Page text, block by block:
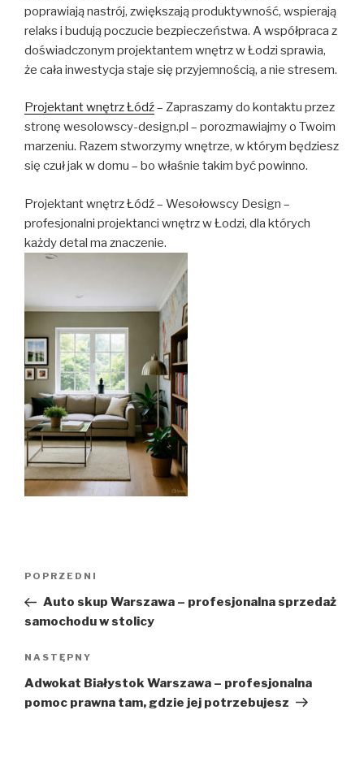
poprawiają nastrój, zwiększają produktywność, wspierają
relaks i budują poczucie bezpieczeństwa. A współpraca z
doświadczonym projektantem wnętrz w Łodzi sprawia,
że cała inwestycja staje się przyjemnością, a nie stresem.
Projektant wnętrz Łódź– Zapraszamy do kontaktu przez
stronę wesolowscy-design.pl – porozmawiajmy o Twoim
marzeniu. Razem stworzymy wnętrze, w którym będziesz
się czuł jak w domu – bo właśnie takim być powinno.
Projektant wnętrz Łódź – Wesołowscy Design –
profesjonalni projektanci wnętrz w Łodzi, dla których
każdy detal ma znaczenie.
Nawigacja
Poprzedni
wpis
POPRZEDNI
Auto skup Warszawa – profesjonalna sprzedaż
samochodu w stolicy
Następny
wpis
NASTĘPNY
Adwokat Białystok Warszawa – profesjonalna
pomoc prawna tam, gdzie jej potrzebujesz